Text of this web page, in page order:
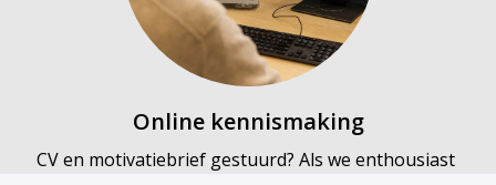
Online kennismaking
CV en motivatiebrief gestuurd? Als we enthousiast